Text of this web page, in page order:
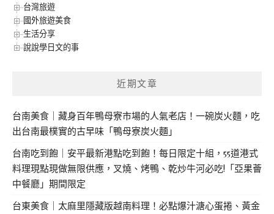
台灣旅遊
國外旅遊美食
生活分享
說說學日文的事
近期文章
台南美食｜藏身百年鴨母寮市場的人氣老店！一碗炭火麵，吃
出台南最樸實的古早味「鴨母寮炭火麵」
台南吃到飽｜安平最新港點吃到飽！每日限定十組，55道港式
料理現點現做無限供應，叉燒、烤鴨、乾炒牛河必吃!「亞果薈
中餐廳」期間限定
台東美食｜太麻里隱藏版越南料理！必點爆汁溏心蛋捲、黃金